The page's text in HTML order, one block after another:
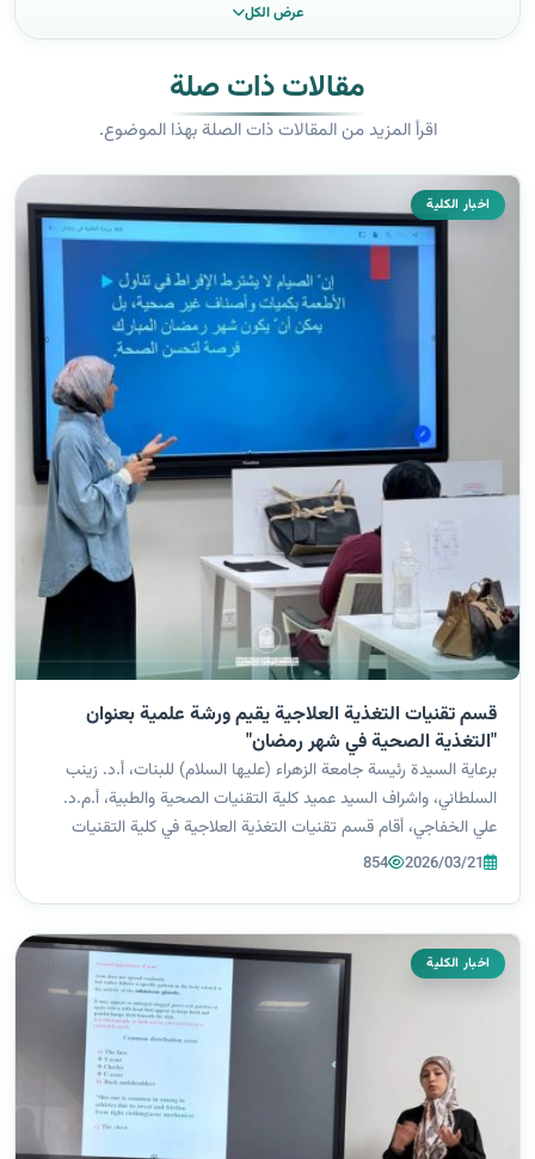
عرض الكل
مقالات ذات صلة
اقرأ المزيد من المقالات ذات الصلة بهذا الموضوع.
اخبار الكلية
قسم تقنيات التغذية العلاجية يقيم ورشة علمية بعنوان
"التغذية الصحية في شهر رمضان"
برعاية السيدة رئيسة جامعة الزهراء (عليها السلام) للبنات، أ.د. زينب
السلطاني، واشراف السيد عميد كلية التقنيات الصحية والطبية، أ.م.د.
علي الخفاجي، أقام قسم تقنيات التغذية العلاجية في كلية التقنيات
الصحية والطبية ورشة علمية بعنوان "التغذية الصحية في شهر رمضان"،
2026/03/21
854
اخبار الكلية